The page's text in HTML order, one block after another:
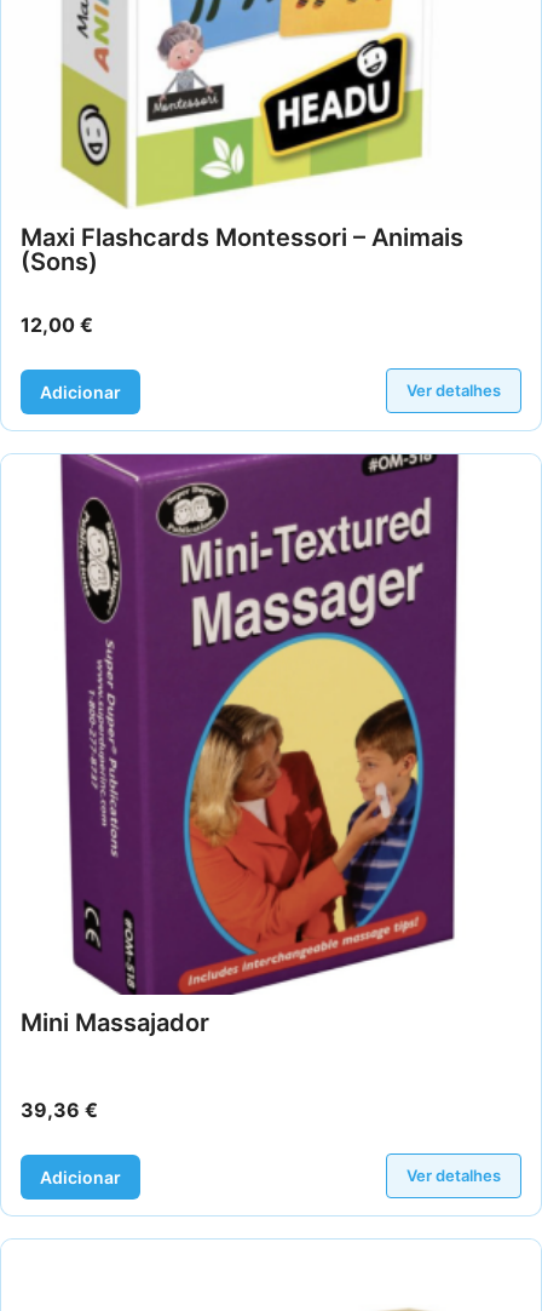
Maxi Flashcards Montessori – Animais
(Sons)
12,00 €
Adicionar Ver detalhes
Mini Massajador
39,36 €
Adicionar Ver detalhes